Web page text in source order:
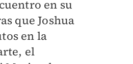
en su
que Joshua
en la
el